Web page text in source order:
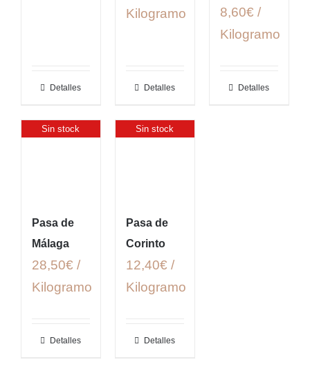
Detalles
Kilogramo
Detalles
8,60€ /
Kilogramo
Detalles
Sin stock
Pasa de
Málaga
28,50€ /
Kilogramo
Detalles
Sin stock
Pasa de
Corinto
12,40€ /
Kilogramo
Detalles